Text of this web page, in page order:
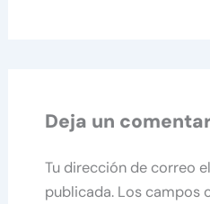
Deja un
Tu dirección de correo
publicada. Los campos